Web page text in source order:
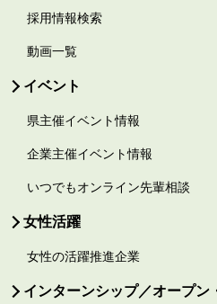
採用情報検索
動画一覧
イベント
県主催イベント情報
企業主催イベント情報
いつでもオンライン先輩相談
女性活躍
女性の活躍推進企業
インターンシップ／オープン